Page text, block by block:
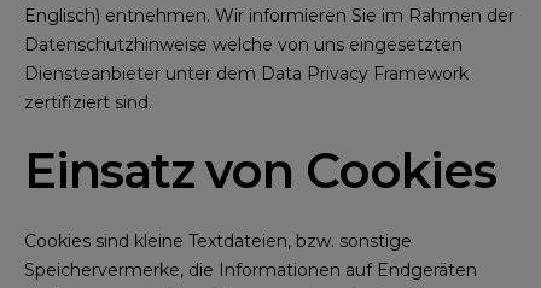
Englisch) entnehmen. Wir informieren Sie im Rahmen der
Datenschutzhinweise welche von uns eingesetzten
Diensteanbieter unter dem Data Privacy Framework
zertifiziert sind.
Einsatz von Cookies
Cookies sind kleine Textdateien, bzw. sonstige
Speichervermerke, die Informationen auf Endgeräten